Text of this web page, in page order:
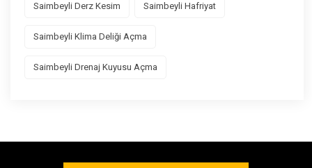
Saimbeyli Derz Kesim Saimbeyli Hafriyat
Saimbeyli Klima Deliği Açma
Saimbeyli Drenaj Kuyusu Açma